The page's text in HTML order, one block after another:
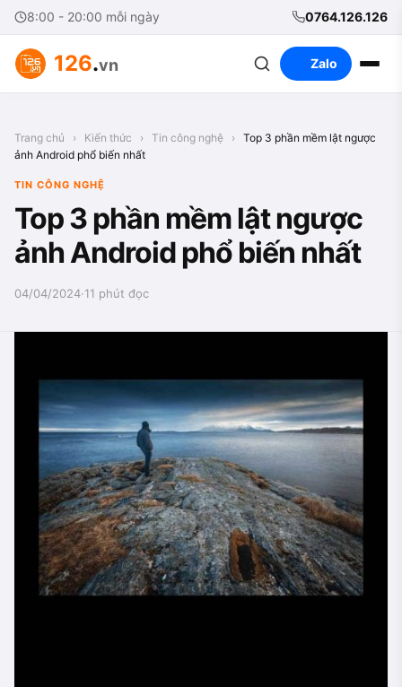
8:00 - 20:00 mỗi ngày 0764.126.126
126.vn Zalo
Trang chủ › Kiến thức › Tin công nghệ › Top 3 phần mềm lật ngược
ảnh Android phổ biến nhất
TIN CÔNG NGHỆ
Top 3 phần mềm lật ngược
ảnh Android phổ biến nhất
04/04/2024·11 phút đọc